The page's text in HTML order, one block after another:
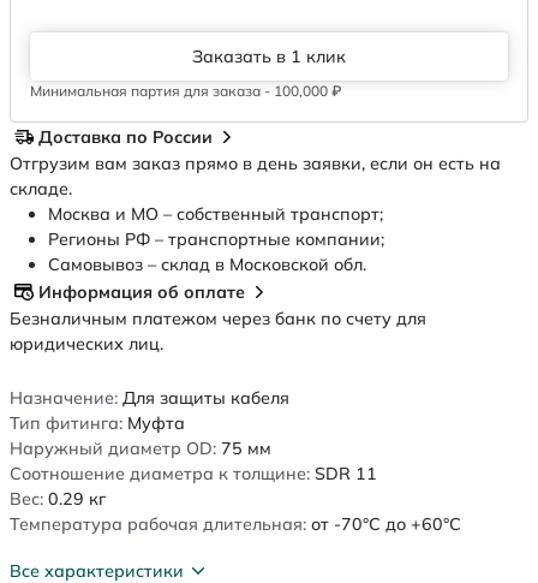
Назначение: Для защиты кабеля
Тип фитинга: Муфта
Наружный диаметр OD: 75 мм
Соотношение диаметра к толщине: SDR 11
Вес: 0.29 кг
Температура рабочая длительная: от -70°C до +60°C
Все характеристики
Заказать в 1 клик
Минимальная партия для заказа - 100,000 ₽
Доставка по России
Отгрузим вам заказ прямо в день заявки, если он есть на
складе.
Москва и МО – собственный транспорт;
Регионы РФ – транспортные компании;
Самовывоз – склад в Московской обл.
Информация об оплате
Безналичным платежом через банк по счету для
юридических лиц.